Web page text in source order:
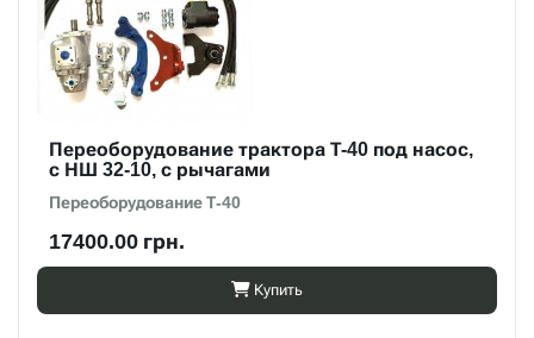
Переоборудование трактора Т-40 под насос,
с НШ 32-10, с рычагами
Переоборудование Т-40
17400.00 грн.
Купить